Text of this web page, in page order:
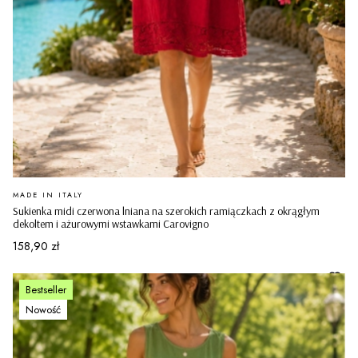
Sukienka midi czerwona lniana na szerokich ramiączkach z okrągłym
dekoltem i ażurowymi wstawkami Carovigno
PRODUCENT
MADE IN ITALY
Cena
158,90 zł
Bestseller
Nowość